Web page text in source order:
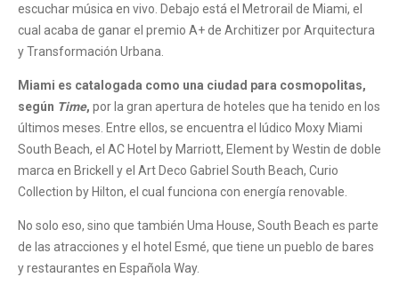
escuchar música en vivo. Debajo está el Metrorail de Miami, el
cual acaba de ganar el premio A+ de Architizer por Arquitectura
y Transformación Urbana.
Miami es catalogada como una ciudad para cosmopolitas,
según Time, por la gran apertura de hoteles que ha tenido en los
últimos meses. Entre ellos, se encuentra el lúdico Moxy Miami
South Beach, el AC Hotel by Marriott, Element by Westin de doble
marca en Brickell y el Art Deco Gabriel South Beach, Curio
Collection by Hilton, el cual funciona con energía renovable.
No solo eso, sino que también Uma House, South Beach es parte
de las atracciones y el hotel Esmé, que tiene un pueblo de bares
y restaurantes en Española Way.